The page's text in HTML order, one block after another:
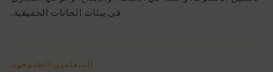
في بيئات الحانات الحقيقية.
المتعلمون الطموحون